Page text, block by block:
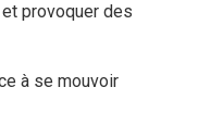
provoquer des
à se mouvoir